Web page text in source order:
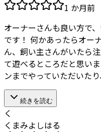
1 か月前
オーナーさんも良い方で
です！ 何かあったらオー
ん、飼い主さんがいたら
て遊べるところだと思い
ンまでやっていただいた
続きを読む
く
くまみよしはる